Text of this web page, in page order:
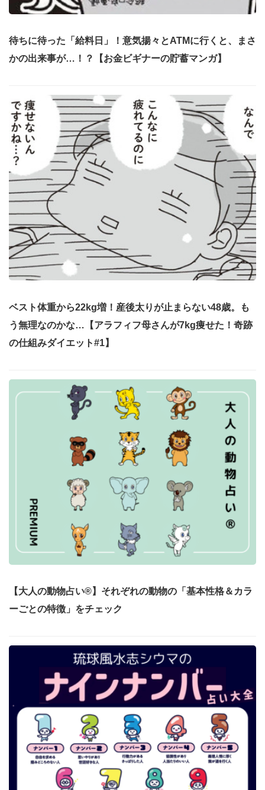
待ちに待った「給料日」！意気揚々とATMに行くと、まさ
かの出来事が…！？【お金ビギナーの貯蓄マンガ】
ベスト体重から22kg増！産後太りが止まらない48歳。も
う無理なのかな…【アラフィフ母さんが7kg痩せた！奇跡
の仕組みダイエット#1】
【大人の動物占い®】それぞれの動物の「基本性格＆カラ
ーごとの特徴」をチェック